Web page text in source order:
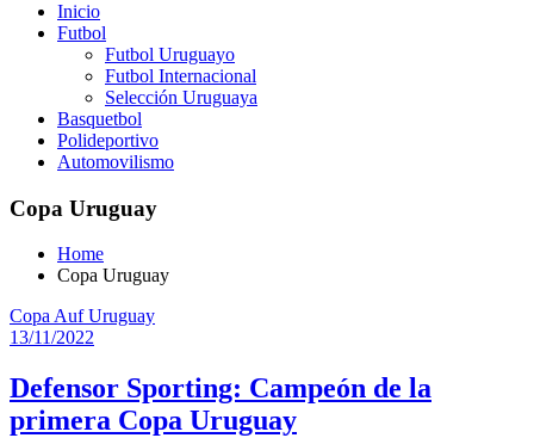
Inicio
Futbol
Futbol Uruguayo
Futbol Internacional
Selección Uruguaya
Basquetbol
Polideportivo
Automovilismo
Copa Uruguay
Home
Copa Uruguay
Copa Auf Uruguay
13/11/2022
Defensor Sporting: Campeón de la
primera Copa Uruguay